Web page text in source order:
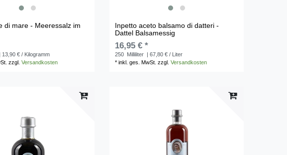
di mare - Meeressalz im
| 13,90 € / Kilogramm
zzgl.Versandkosten
Inpetto aceto balsamo di datteri -
Dattel Balsamessig
16,95 € *
250 Milliliter | 67,80 € / Liter
*inkl. ges. MwSt. zzgl.Versandkosten